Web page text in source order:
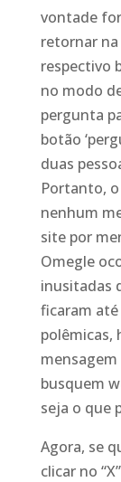
vontade
retornar
respectivo
no modo
pergunta
botão
duas
Portanto,
nenhum
site por
Omegle
inusitadas
ficaram até
polêmicas,
busquem
seja o que
Agora, se
clicar no